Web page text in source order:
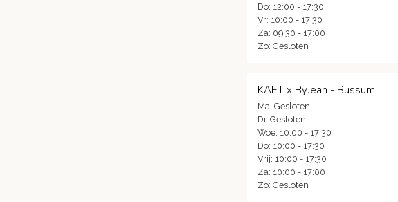
Do: 12:00 - 17:30
Vr: 10:00 - 17:30
Za: 09:30 - 17:00
Zo: Gesloten
KAET x ByJean - Bussum
Ma: Gesloten
Di: Gesloten
Woe: 10:00 - 17:30
Do: 10:00 - 17:30
Vrij: 10:00 - 17:30
Za: 10:00 - 17:00
Zo: Gesloten